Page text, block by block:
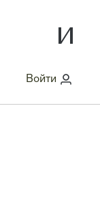
Войти